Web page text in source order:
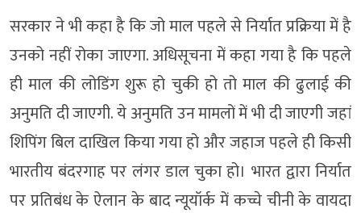
सरकार ने भी कहा है कि जो माल पहले से निर्यात प्रक्रिया में है
उनको नहीं रोका जाएगा. अधिसूचना में कहा गया है कि पहले
ही माल की लोडिंग शुरू हो चुकी हो तो माल की ढुलाई की
अनुमति दी जाएगी. ये अनुमति उन मामलों में भी दी जाएगी जहां
शिपिंग बिल दाखिल किया गया हो और जहाज पहले ही किसी
भारतीय बंदरगाह पर लंगर डाल चुका हो। भारत द्वारा निर्यात
पर प्रतिबंध के ऐलान के बाद न्यूयॉर्क में कच्चे चीनी के वायदा